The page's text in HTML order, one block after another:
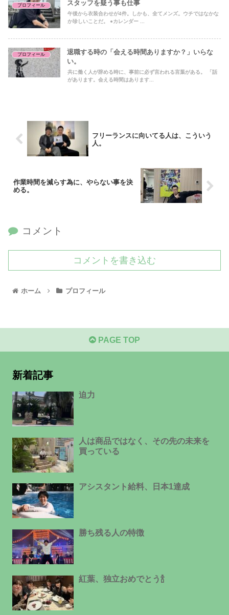
プロフィール スタッフを疑う事も仕事
午後から衣装合わせが4件。しかも、全てメンズ。ウチではなかな
か珍しいことだ。 ●カレンダー ...
プロフィール
退職する時の「会える時間ありますか？」いらな
い。
共に働く人が辞める時に、事前に必ず言われる言葉がある。 「話
があります。会える時間はあります...
フリーランスに向いてる人は、こういう
人。
作業時間を減らす為に、やらない事を決
める。
コメント
コメントを書き込む
ホーム プロフィール
PAGE TOP
新着記事
迫力
人は商品ではなく、その先の未来を
買っている
アシスタント給料、日本1達成
勝ち残る人の特徴
紅葉、独立おめでとう🍾